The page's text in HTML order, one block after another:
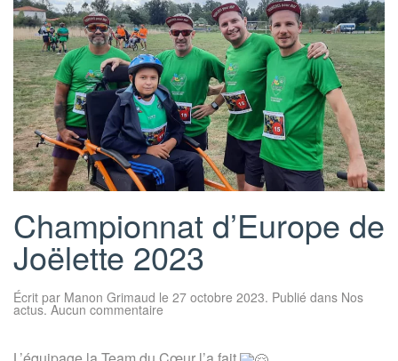
Championnat d’Europe de
Joëlette 2023
Écrit par Manon Grimaud le 27 octobre 2023. Publié dans Nos
actus. Aucun commentaire